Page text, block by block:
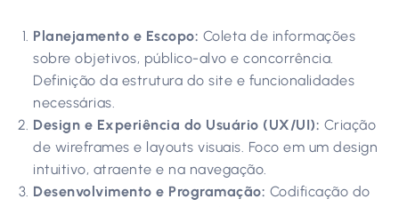
Planejamento e Escopo: Coleta de informações
sobre objetivos, público-alvo e concorrência.
Definição da estrutura do site e funcionalidades
necessárias.
Design e Experiência do Usuário (UX/UI): Criação
de wireframes e layouts visuais. Foco em um design
intuitivo, atraente e na navegação.
Desenvolvimento e Programação: Codificação do